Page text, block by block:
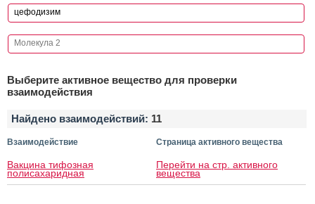
Выберите активное вещество для проверки
взаимодействия
Найдено взаимодействий: 11
Взаимодействие Страница активного вещества
Вакцина тифозная
полисахаридная
Перейти на стр. активного
вещества